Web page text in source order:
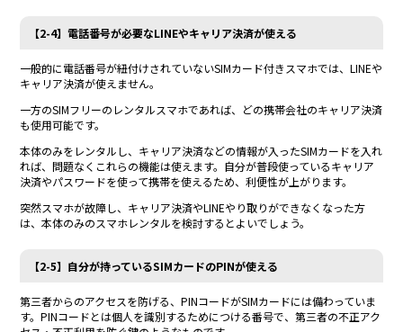
【2-4】電話番号が必要なLINEやキャリア決済が使える
一般的に電話番号が紐付けされていないSIMカード付きスマホでは、LINEや
キャリア決済が使えません。
一方のSIMフリーのレンタルスマホであれば、どの携帯会社のキャリア決済
も使用可能です。
本体のみをレンタルし、キャリア決済などの情報が入ったSIMカードを入れ
れば、問題なくこれらの機能は使えます。自分が普段使っているキャリア
決済やパスワードを使って携帯を使えるため、利便性が上がります。
突然スマホが故障し、キャリア決済やLINEやり取りができなくなった方
は、本体のみのスマホレンタルを検討するとよいでしょう。
【2-5】自分が持っているSIMカードのPINが使える
第三者からのアクセスを防げる、PINコードがSIMカードには備わっていま
す。PINコードとは個人を識別するためにつける番号で、第三者の不正アク